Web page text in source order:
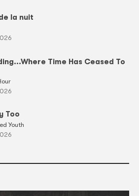
la nuit
Time Has Ceased To
Too
Youth